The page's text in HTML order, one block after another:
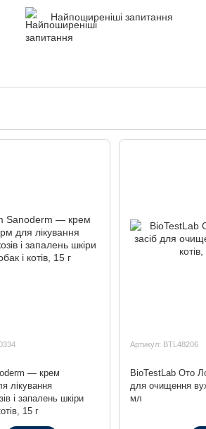
Найпоширеніші запитання
— крем
лікування
і запалень шкіри
15 г
Артикул: BTL48206
BioTestLab Ото
для очищення
мл